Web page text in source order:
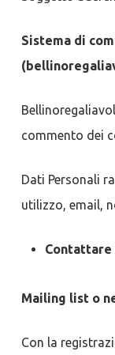
Sistema di
commento dei
Dati Personali
utilizzo, email,
Contattare
Mailing list o
Con la